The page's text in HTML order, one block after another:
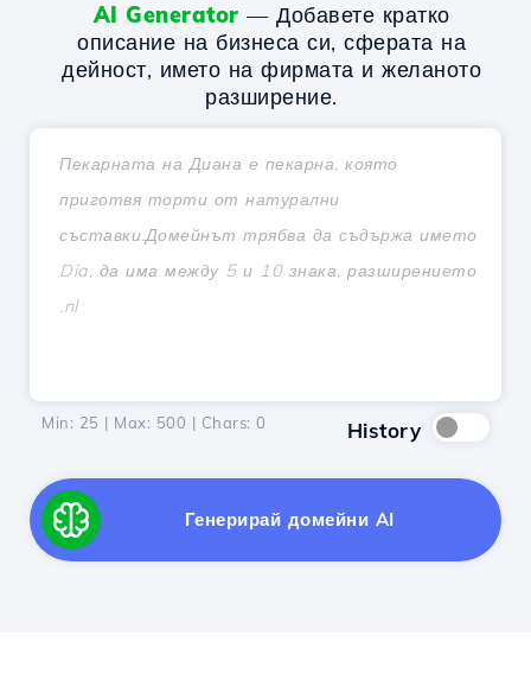
AI Generator — Добавете кратко
описание на бизнеса си, сферата на
дейност, името на фирмата и желаното
разширение.
Min: 25 | Max: 500 | Chars: 0 History
Генерирай домейни AI